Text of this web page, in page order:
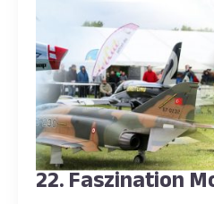
22. Faszination